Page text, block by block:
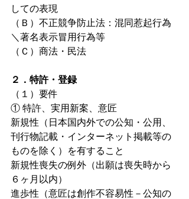
しての表現
（Ｂ）不正競争防止法：混同惹起行為
＼著名表示冒用行為等
（Ｃ）商法・民法
２．特許・登録
（１）要件
① 特許、実用新案、意匠
新規性（日本国内外での公知・公用、
刊行物記載・インターネット掲載等の
ものを除く）を有すること
新規性喪失の例外（出願は喪失時から
６ヶ月以内）
進歩性（意匠は創作不容易性－公知の